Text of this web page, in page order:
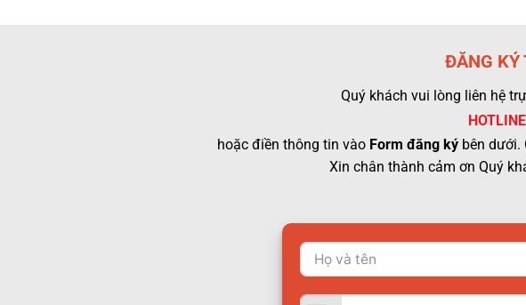
ĐĂNG KÝ
Quý khách vui lòng liên hệ
hoặc điền thông tin vào Form đăng kýbên dưới.
Xin chân thành cảm ơn Quý